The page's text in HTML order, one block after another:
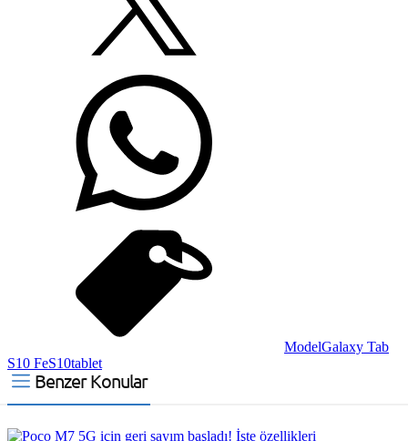
ModelGalaxy Tab
S10 FeS10tablet
Benzer Konular